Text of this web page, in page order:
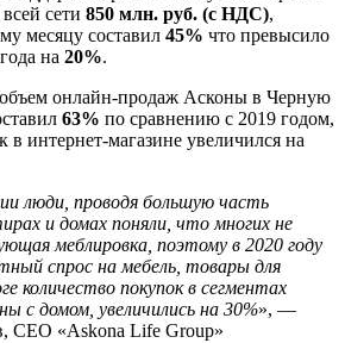
сети 850 млн. руб. (с НДС),
месяцу составил 45% что превысило
на 20%.
онлайн-продаж Асконы в Черную
63% по сравнению с 2019 годом,
в интернет-магазине увеличился на
люди, проводя большую часть
и домах поняли, что многих не
меблировка, поэтому в 2020 году
спрос на мебель, товары для
количество покупок в сегментах
с домом, увеличились на 30%», —
СЕО «Askona Life Group»